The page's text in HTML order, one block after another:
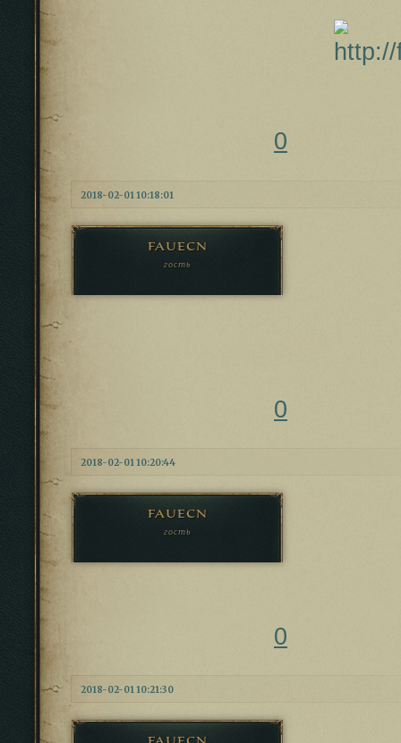
0
2018-02-01 10:18:01
fauecn
гость
0
2018-02-01 10:20:44
fauecn
гость
0
2018-02-01 10:21:30